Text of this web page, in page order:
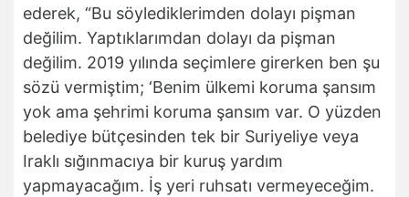
ederek, “Bu söylediklerimden dolayı pişman
değilim. Yaptıklarımdan dolayı da pişman
değilim. 2019 yılında seçimlere girerken ben şu
sözü vermiştim; ‘Benim ülkemi koruma şansım
yok ama şehrimi koruma şansım var. O yüzden
belediye bütçesinden tek bir Suriyeliye veya
Iraklı sığınmacıya bir kuruş yardım
yapmayacağım. İş yeri ruhsatı vermeyeceğim.